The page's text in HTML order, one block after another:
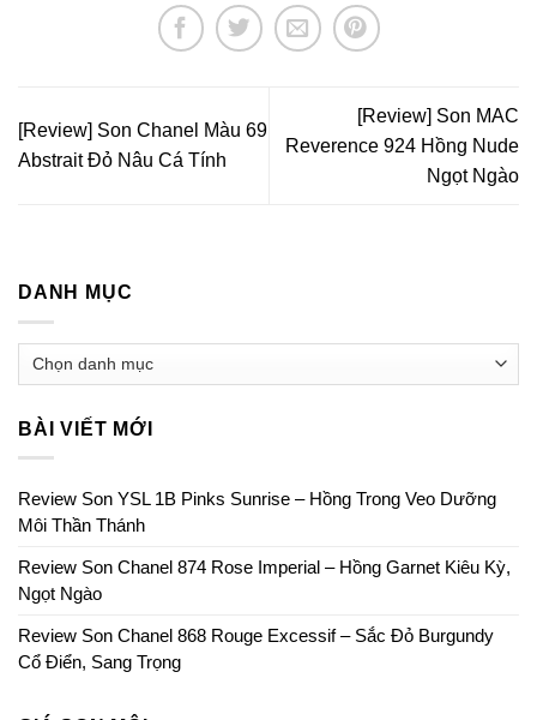
[Review] Son Chanel Màu 69
Abstrait Đỏ Nâu Cá Tính
[Review] Son MAC
Reverence 924 Hồng Nude
Ngọt Ngào
DANH MỤC
BÀI VIẾT MỚI
Review Son YSL 1B Pinks Sunrise – Hồng Trong Veo Dưỡng
Môi Thần Thánh
Review Son Chanel 874 Rose Imperial – Hồng Garnet Kiêu Kỳ,
Ngọt Ngào
Review Son Chanel 868 Rouge Excessif – Sắc Đỏ Burgundy
Cổ Điển, Sang Trọng